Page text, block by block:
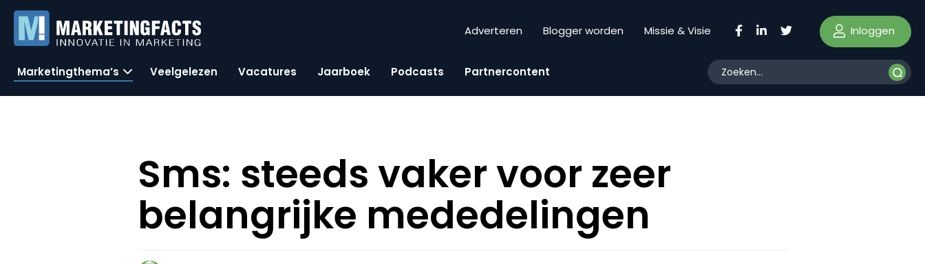
Adverteren Blogger worden Missie & Visie Inloggen
Marketingthema’s Veelgelezen Vacatures Jaarboek Podcasts Partnercontent
Sms: steeds vaker voor zeer
belangrijke mededelingen